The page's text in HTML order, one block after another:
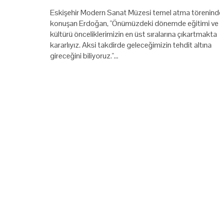
Eskişehir Modern Sanat Müzesi temel atma
konuşan Erdoğan, "Önümüzdeki dönemde eğitimi ve
kültürü önceliklerimizin en üst sıralarına çıkartmakta
kararlıyız. Aksi takdirde geleceğimizin tehdit altına
gireceğini biliyoruz."…